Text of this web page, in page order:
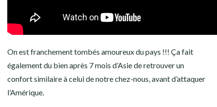
On est franchement tombés amoureux du pays !!! Ça fait
également du bien après 7 mois d’Asie de retrouver un
confort similaire à celui de notre chez-nous, avant d’attaquer
l’Amérique.